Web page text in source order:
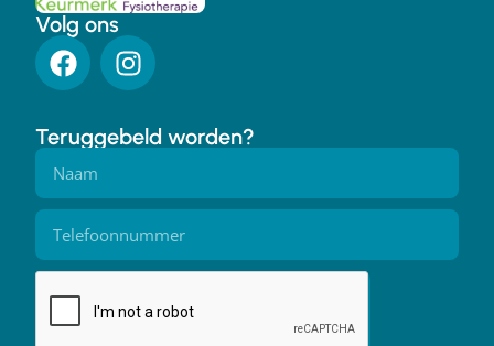
Volg ons
Teruggebeld worden?